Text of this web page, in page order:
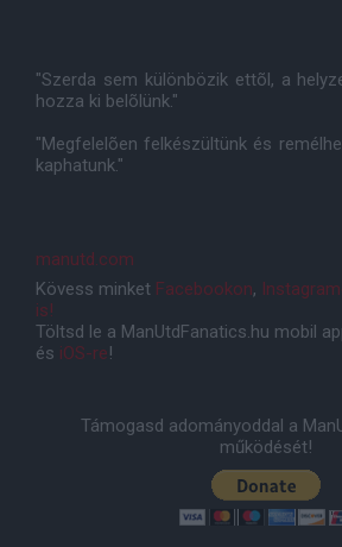
"Szerda sem különbözik ettõl, a
hozza ki belõlünk."
"Megfelelõen felkészültünk és
kaphatunk."
manutd.com
Kövess minket Facebookon,
is!
Töltsd le a ManUtdFanatics.hu mobil
és iOS-re!
Támogasd adományoddal a
működését!